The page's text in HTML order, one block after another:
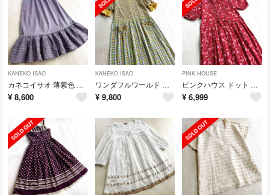
KANEKO ISAO
カネコイサオ 薄紫色 ピンタック ピコフリル ペチコート スカート
¥ 8,600
KANEKO ISAO
ワンダフルワールド チェック柄 スモッキング刺繍 重ね着風 インド綿 ワンピース
¥ 9,800
PINK HOUSE
ピンクハウス ドット カーネーション 花柄 ピンタック 赤 ワンピース
¥ 6,999